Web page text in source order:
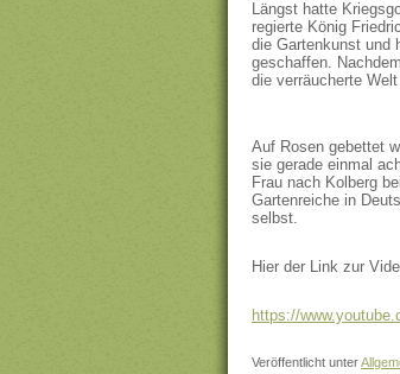
Längst hatte
regierte König
die Gartenkunst und
geschaffen.
die verräucherte
Auf Rosen gebettet
sie gerade einmal
Frau nach Kolberg
Gartenreiche in
selbst.
Hier der Link zur
https://
Veröffentlicht unter